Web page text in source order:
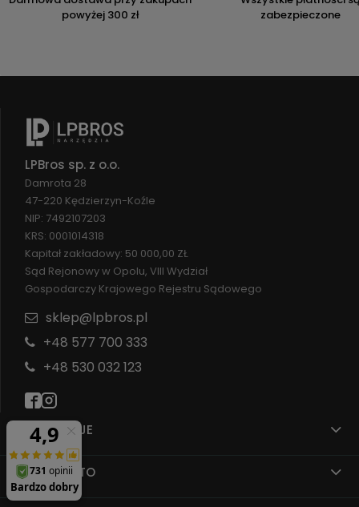
powyżej 300 zł
zabezpieczone
INFORMACJE
MOJE KONTO
LPBros sp. z o.o.
Damrota 28
47-220 Kędzierzyn-Koźle
NIP: 7492107203
KRS: 0001014318
Kapitał zakładowy: 50 000,00 ZŁ
Sąd Rejonowy w Opolu, VIII Wydział
Gospodarczy Krajowego Rejestru Sądowego
sklep@lpbros.pl
+48 577 700 333
+48 530 032 123